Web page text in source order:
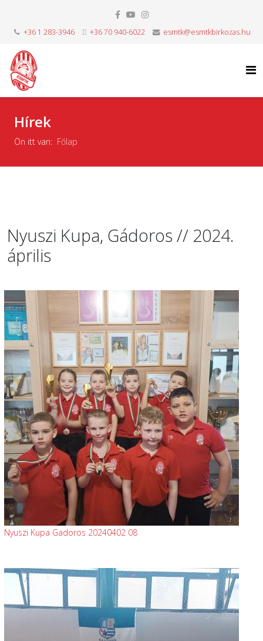
+36 1 283-3946 +36 70 940-6022 esmtk@esmtkbirkozas.hu
Hírek
Ön itt van: Főlap
Nyuszi Kupa, Gádoros // 2024.
április
Nyuszi Kupa Gadoros 20240402 08